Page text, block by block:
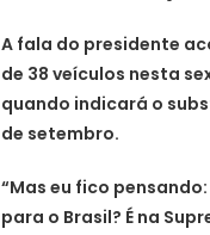
A fala do presidente
de 38 veículos nesta
quando indicará o
de setembro.
“Mas eu fico
para o Brasil? É na